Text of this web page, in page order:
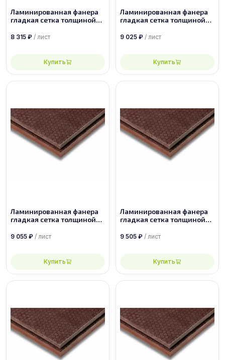
Ламинированная фанера
гладкая сетка толщиной
2500х1250, сорт 1/1
8 315 ₽ / лист
Купить
Ламинированная фанера
гладкая сетка толщиной
1500х3000, сорт 1/1
9 025 ₽ / лист
Купить
Ламинированная фанера
гладкая сетка толщиной
2440х1220, сорт 1/1
9 055 ₽ / лист
Купить
Ламинированная фанера
гладкая сетка толщиной
2500х1250, сорт 1/1
9 505 ₽ / лист
Купить